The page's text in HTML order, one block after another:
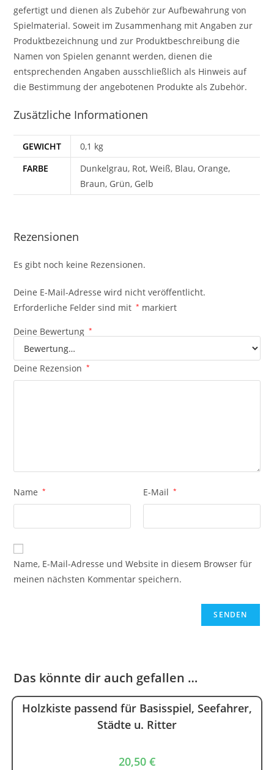
gefertigt und dienen als Zubehör zur Aufbewahrung von
Spielmaterial. Soweit im Zusammenhang mit Angaben zur
Produktbezeichnung und zur Produktbeschreibung die
Namen von Spielen genannt werden, dienen die
entsprechenden Angaben ausschließlich als Hinweis auf
die Bestimmung der angebotenen Produkte als Zubehör.
Zusätzliche Informationen
GEWICHT
0,1 kg
FARBE
Dunkelgrau, Rot, Weiß, Blau, Orange,
Braun, Grün, Gelb
Rezensionen
Es gibt noch keine Rezensionen.
Deine E-Mail-Adresse wird nicht veröffentlicht.
Erforderliche Felder sind mit * markiert
Deine Bewertung *
Deine Rezension *
Name * E-Mail *
Name, E-Mail-Adresse und Website in diesem Browser für
meinen nächsten Kommentar speichern.
Das könnte dir auch gefallen …
Holzkiste passend für Basisspiel, Seefahrer,
Städte u. Ritter
20,50 €